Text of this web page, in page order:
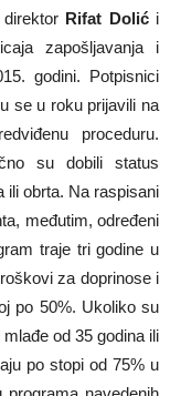
Rifat Dolići
zapošljavanja i
godini. Potpisnici
se u roku prijavili na
proceduru.
su dobili status
ili obrta. Na raspisani
međutim, određeni
traje tri godine u
za doprinose i
po 50%. Ukoliko su
od 35 godina ili
po stopi od 75% u